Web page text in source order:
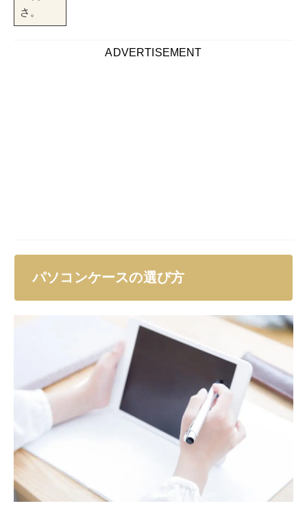
ここからはパソコンケースの選び方について解説してい
現段階で迷っている方はぜひ参考にしてください。
対応サイズ
対応サイズは非常に大事になってきます。
誤ったサイズを選択してしまうと、買い替えが必要にな